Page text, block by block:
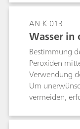
AN-K-013
Wasser in
Bestimmung
Peroxiden
Verwendung
Um
vermeiden,